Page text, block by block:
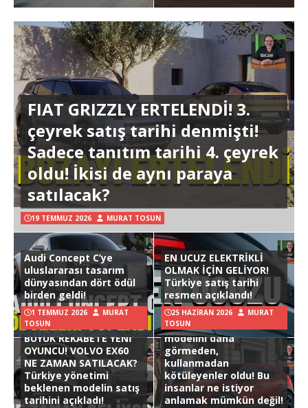
FIAT GRIZZLY ERTELENDİ! 3.
çeyrek satış tarihi denmişti!
Sadece tanıtım tarihi 4. çeyrek
oldu! İkisi de aynı paraya
satılacak?
19 TEMMUZ 2026 MURAT TOSUN
Audi Concept C’ye
uluslararası tasarım
dünyasından dört ödül
birden geldi!
1 TEMMUZ 2026
MURAT
TOSUN
EN UCUZ ELEKTRİKLİ
OLMAK İÇİN GELİYOR!
Türkiye satış tarihi
resmen açıklandı!
25 HAZIRAN 2026
MURAT
TOSUN
BÜYÜK REKABETE YENİ
OYUNCU! VOLVO EX60
NE ZAMAN SATILACAK?
Türkiye yönetimi
beklenen modelin satış
tarihini açıkladı!
Hyundai Ioniq 3
modelini daha
görmeden,
kullanmadan
kötüleyenler oldu! Bu
insanlar ne istiyor
anlamak mümkün değil!